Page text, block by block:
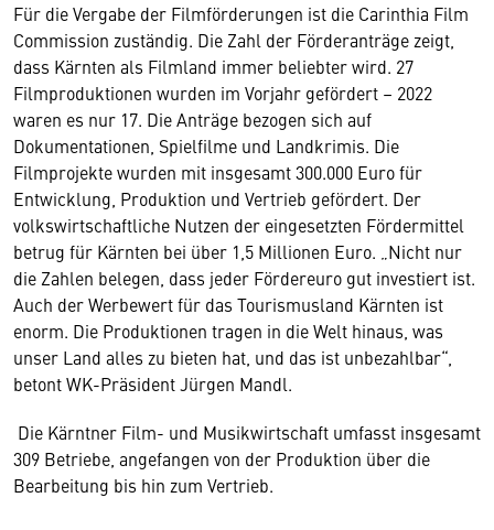
Für die Vergabe der Filmförderungen ist die Carinthia Film
Commission zuständig. Die Zahl der Förderanträge zeigt,
dass Kärnten als Filmland immer beliebter wird. 27
Filmproduktionen wurden im Vorjahr gefördert – 2022
waren es nur 17. Die Anträge bezogen sich auf
Dokumentationen, Spielfilme und Landkrimis. Die
Filmprojekte wurden mit insgesamt 300.000 Euro für
Entwicklung, Produktion und Vertrieb gefördert. Der
volkswirtschaftliche Nutzen der eingesetzten Fördermittel
betrug für Kärnten bei über 1,5 Millionen Euro. „Nicht nur
die Zahlen belegen, dass jeder Fördereuro gut investiert ist.
Auch der Werbewert für das Tourismusland Kärnten ist
enorm. Die Produktionen tragen in die Welt hinaus, was
unser Land alles zu bieten hat, und das ist unbezahlbar“,
betont WK-Präsident Jürgen Mandl.
Die Kärntner Film- und Musikwirtschaft umfasst insgesamt
309 Betriebe, angefangen von der Produktion über die
Bearbeitung bis hin zum Vertrieb.